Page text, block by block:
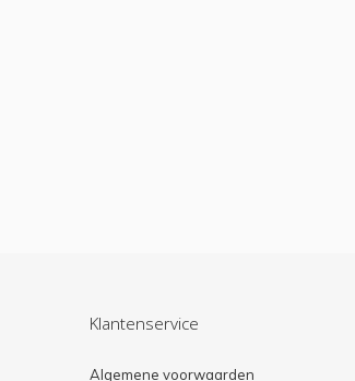
Klantenservice
Algemene voorwaarden